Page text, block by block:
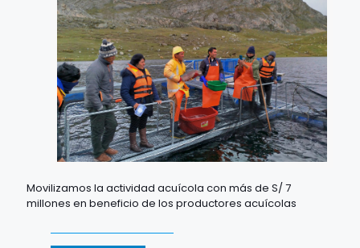
Movilizamos la actividad acuícola con más de S/ 7
millones en beneficio de los productores acuícolas